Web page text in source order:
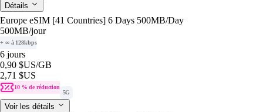
Détails
Europe eSIM [41 Countries] 6 Days 500MB/Day
500MB/jour
+ ∞ à 128kbps
6 jours
0,90 $US/GB
2,71 $US
10 % de réduction
5G
Voir les détails